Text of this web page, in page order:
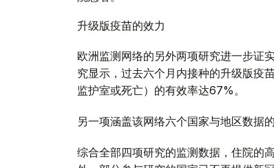
升级版疫苗的效力
欧洲监测网络的另外两项研究进一步证
究显示，过去六个月内接种的升级版疫
监护室或死亡）的有效率达67%。
另一项涵盖该网络六个国家与地区数据
综合全部四项研究的监测数据，住院的